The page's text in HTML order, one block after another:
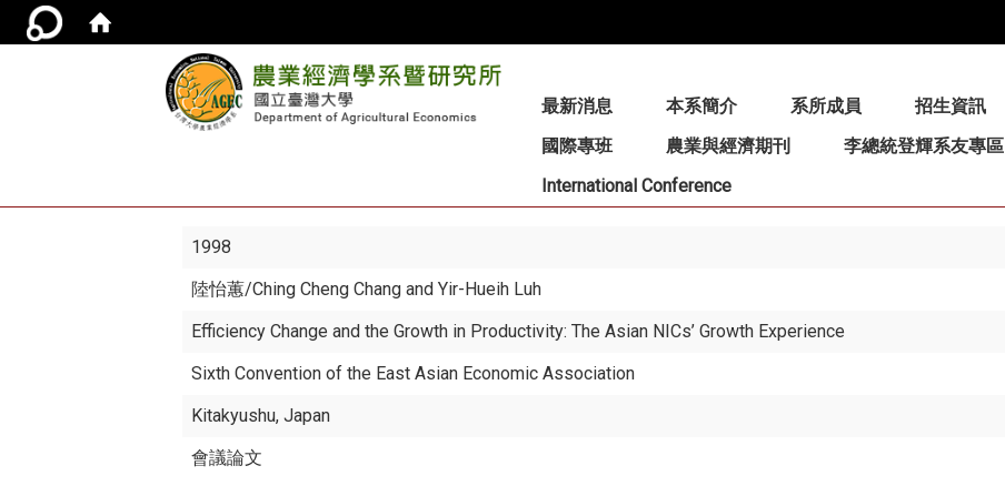
最新消息 本系簡介 系所成員 招生資訊
國際專班
農業與經濟期刊 李總統登輝系友專區
International Conference
1998
陸怡蕙/Ching Cheng Chang and Yir-Hueih Luh
Efficiency Change and the Growth in Productivity: The Asian NICs’ Growth Experience
Sixth Convention of the East Asian Economic Association
Kitakyushu, Japan
會議論文